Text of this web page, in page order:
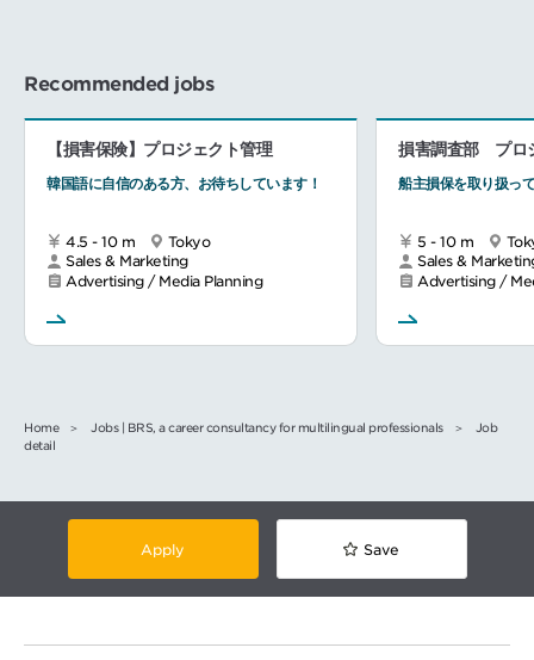
Recommended jobs
【損害保険】プロジェクト管理
韓国語に自信のある方、お待ちしています！
4.5 - 10 m
Tokyo
Sales & Marketing
Advertising / Media Planning
損害調査部 プロ
船主損保を取り扱っ
5 - 10 m
Sales &
Advertising /
Home Jobs | BRS, a career consultancy for multilingual professionals
Job
detail
Apply Save